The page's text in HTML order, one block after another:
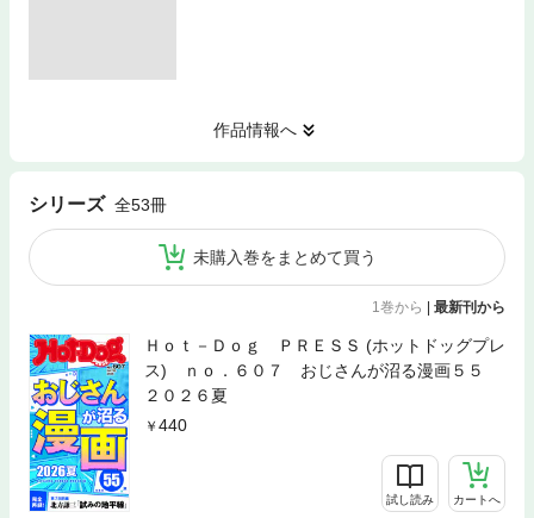
作品情報へ
シリーズ 全53冊
未購入巻をまとめて買う
1巻から 最新刊から
Ｈｏｔ－Ｄｏｇ ＰＲＥＳＳ (ホットドッグプレ
ス) ｎｏ．６０７ おじさんが沼る漫画５５
２０２６夏
440
試し読み カートへ